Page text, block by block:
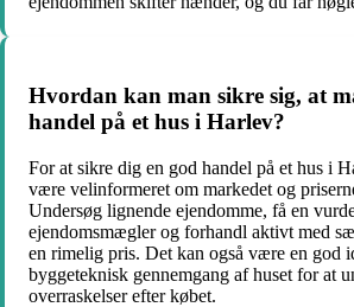
Hvordan kan man sikre sig, at
handel på et hus i Harlev?
For at sikre dig en god handel på et hus i
være velinformeret om markedet og
Undersøg lignende ejendomme, få en
ejendomsmægler og forhandl aktivt med
en rimelig pris. Det kan også være en god
byggeteknisk gennemgang af huset for at
overraskelser efter købet.